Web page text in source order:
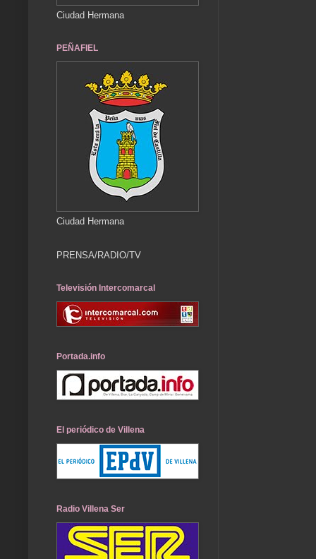
Ciudad Hermana
PEÑAFIEL
Ciudad Hermana
PRENSA/RADIO/TV
Televisión Intercomarcal
Portada.info
El periódico de Villena
Radio Villena Ser